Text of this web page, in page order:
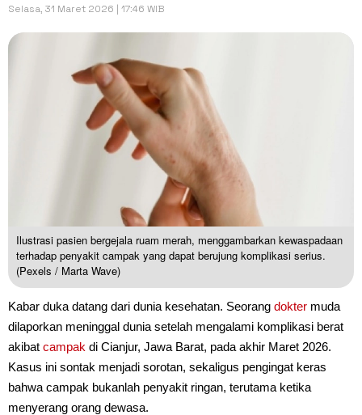
Selasa, 31 Maret 2026 | 17:46 WIB
Ilustrasi pasien bergejala ruam merah, menggambarkan kewaspadaan
terhadap penyakit campak yang dapat berujung komplikasi serius.
(Pexels / Marta Wave)
Kabar duka datang dari dunia kesehatan. Seorang dokter muda
dilaporkan meninggal dunia setelah mengalami komplikasi berat
akibat campak di Cianjur, Jawa Barat, pada akhir Maret 2026.
Kasus ini sontak menjadi sorotan, sekaligus pengingat keras
bahwa campak bukanlah penyakit ringan, terutama ketika
menyerang orang dewasa.